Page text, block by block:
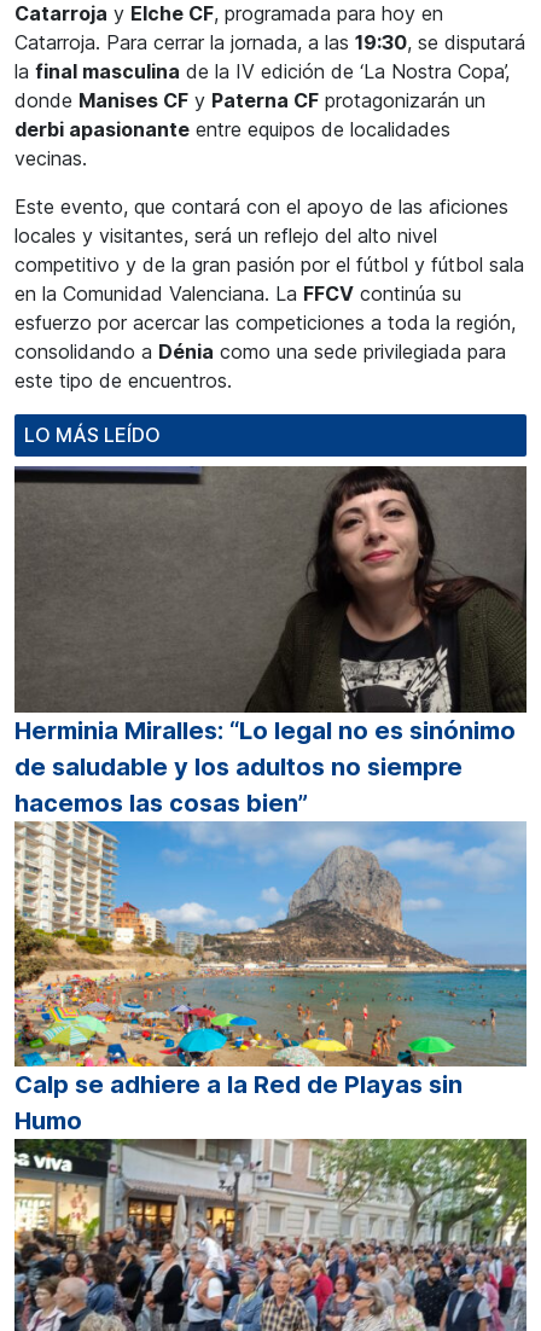
Catarroja y Elche CF, programada para hoy en
Catarroja. Para cerrar la jornada, a las 19:30, se disputará
la final masculina de la IV edición de ‘La Nostra Copa’,
donde Manises CF y Paterna CF protagonizarán un
derbi apasionante entre equipos de localidades
vecinas.
Este evento, que contará con el apoyo de las aficiones
locales y visitantes, será un reflejo del alto nivel
competitivo y de la gran pasión por el fútbol y fútbol sala
en la Comunidad Valenciana. La FFCV continúa su
esfuerzo por acercar las competiciones a toda la región,
consolidando a Dénia como una sede privilegiada para
este tipo de encuentros.
LO MÁS LEÍDO
Herminia Miralles: “Lo legal no es sinónimo
de saludable y los adultos no siempre
hacemos las cosas bien”
Calp se adhiere a la Red de Playas sin
Humo